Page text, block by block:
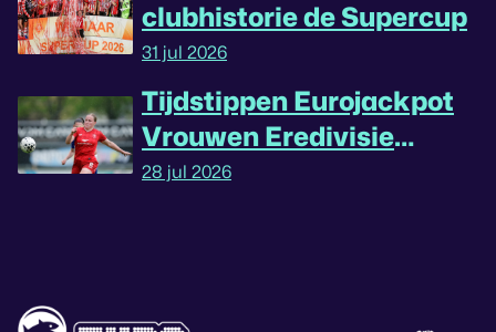
clubhistorie de Supercup
31 jul 2026
Tijdstippen Eurojackpot
Vrouwen Eredivisie
omgedraaid
28 jul 2026